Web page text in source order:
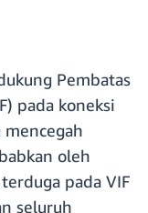
Pembatas
pada koneksi
oleh
pada VIF
seluruh